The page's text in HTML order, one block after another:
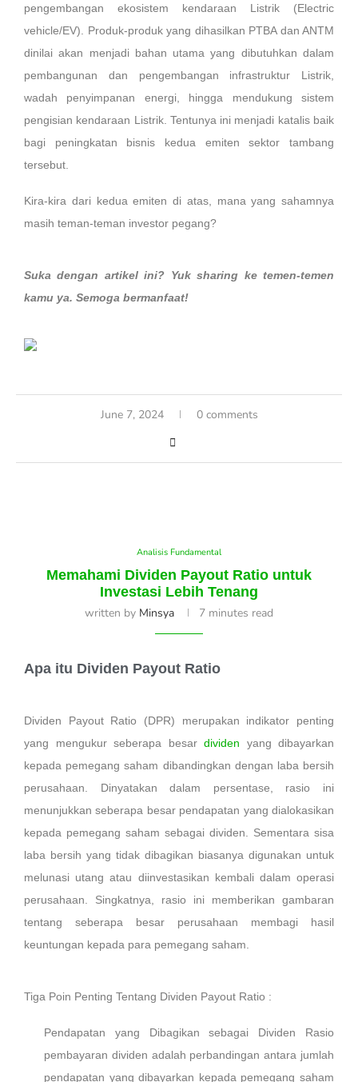
pengembangan ekosistem kendaraan Listrik (Electric
vehicle/EV). Produk-produk yang dihasilkan PTBA dan ANTM
dinilai akan menjadi bahan utama yang dibutuhkan dalam
pembangunan dan pengembangan infrastruktur Listrik,
wadah penyimpanan energi, hingga mendukung sistem
pengisian kendaraan Listrik. Tentunya ini menjadi katalis baik
bagi peningkatan bisnis kedua emiten sektor tambang
tersebut.
Kira-kira dari kedua emiten di atas, mana yang sahamnya
masih teman-teman investor pegang?
Suka dengan artikel ini? Yuk sharing ke temen-temen
kamu ya. Semoga bermanfaat!
June 7, 2024 0 comments
Analisis Fundamental
Memahami Dividen Payout Ratio untuk
Investasi Lebih Tenang
written by Minsya 7 minutes read
Apa itu Dividen Payout Ratio
Dividen Payout Ratio (DPR) merupakan indikator penting
yang mengukur seberapa besar dividen yang dibayarkan
kepada pemegang saham dibandingkan dengan laba bersih
perusahaan. Dinyatakan dalam persentase, rasio ini
menunjukkan seberapa besar pendapatan yang dialokasikan
kepada pemegang saham sebagai dividen. Sementara sisa
laba bersih yang tidak dibagikan biasanya digunakan untuk
melunasi utang atau diinvestasikan kembali dalam operasi
perusahaan. Singkatnya, rasio ini memberikan gambaran
tentang seberapa besar perusahaan membagi hasil
keuntungan kepada para pemegang saham.
Tiga Poin Penting Tentang Dividen Payout Ratio :
Pendapatan yang Dibagikan sebagai Dividen Rasio
pembayaran dividen adalah perbandingan antara jumlah
pendapatan yang dibayarkan kepada pemegang saham